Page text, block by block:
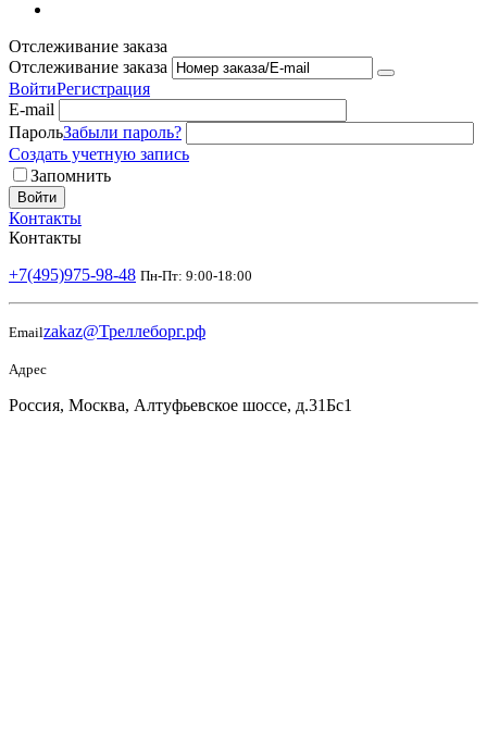
Отслеживание заказа
Отслеживание заказа
ВойтиРегистрация
E-mail
ПарольЗабыли пароль?
Создать учетную запись
Запомнить
Войти
Контакты
Контакты
+7(495)975-98-48 Пн-Пт: 9:00-18:00
Emailzakaz@Треллеборг.рф
Адрес
Россия, Москва, Алтуфьевское шоссе, д.31Бс1